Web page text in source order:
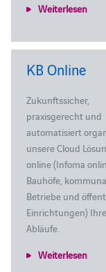
Weiterlesen
KB Online
Zukunftssicher,
praxisgerecht und
automatisiert
unsere Cloud
online (Infoma
Bauhöfe,
Betriebe und
Einrichtungen) Ihre
Abläufe.
Weiterlesen